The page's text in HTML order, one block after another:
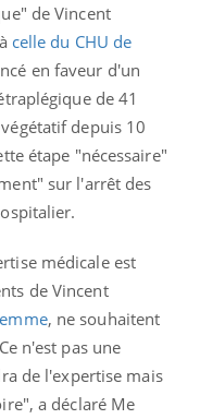
de Vincent
celle du CHU de
en faveur d'un
de 41
depuis 10
étape "nécessaire"
sur l'arrêt des
médicale est
de Vincent
, ne souhaitent
n'est pas une
de l'expertise mais
a déclaré Me